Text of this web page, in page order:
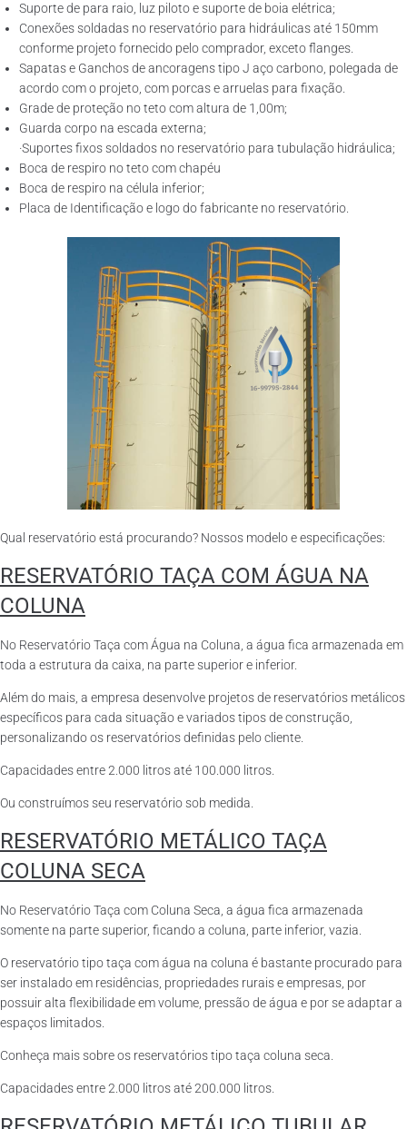
Suporte de para raio, luz piloto e suporte de boia elétrica;
Conexões soldadas no reservatório para hidráulicas até 150mm
conforme projeto fornecido pelo comprador, exceto flanges.
Sapatas e Ganchos de ancoragens tipo J aço carbono, polegada de
acordo com o projeto, com porcas e arruelas para fixação.
Grade de proteção no teto com altura de 1,00m;
Guarda corpo na escada externa;
·Suportes fixos soldados no reservatório para tubulação hidráulica;
Boca de respiro no teto com chapéu
Boca de respiro na célula inferior;
Placa de Identificação e logo do fabricante no reservatório.
Qual reservatório está procurando? Nossos modelo e especificações:
RESERVATÓRIO TAÇA COM ÁGUA NA
COLUNA
No Reservatório Taça com Água na Coluna, a água fica armazenada em
toda a estrutura da caixa, na parte superior e inferior.
Além do mais, a empresa desenvolve projetos de reservatórios metálicos
específicos para cada situação e variados tipos de construção,
personalizando os reservatórios definidas pelo cliente.
Capacidades entre 2.000 litros até 100.000 litros.
Ou construímos seu reservatório sob medida.
RESERVATÓRIO METÁLICO TAÇA
COLUNA SECA
No Reservatório Taça com Coluna Seca, a água fica armazenada
somente na parte superior, ficando a coluna, parte inferior, vazia.
O reservatório tipo taça com água na coluna é bastante procurado para
ser instalado em residências, propriedades rurais e empresas, por
possuir alta flexibilidade em volume, pressão de água e por se adaptar a
espaços limitados.
Conheça mais sobre os reservatórios tipo taça coluna seca.
Capacidades entre 2.000 litros até 200.000 litros.